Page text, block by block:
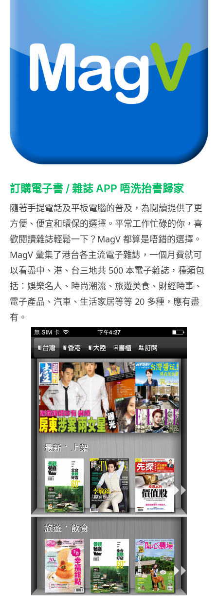
訂購電子書 / 雜誌 APP 唔洗抬書歸家
隨著手提電話及平板電腦的普及，為閱讀提供了更
方便、便宜和環保的選擇。平常工作忙碌的你，喜
歡閱讀雜誌輕鬆一下？MagV 都算是唔錯的選擇。
MagV 彙集了港台各主流電子雜誌，一個月費就可
以看盡中、港、台三地共 500 本電子雜誌，種類包
括：娛樂名人、時尚潮流、旅遊美食、財經時事、
電子產品、汽車、生活家居等等 20 多種，應有盡
有。